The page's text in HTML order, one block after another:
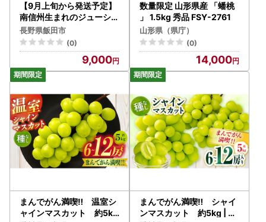
【9月上旬から発送予定】
南信州生まれのジューシー
で甘い梨「南水梨」 約2k
g 5～6玉 糖度14.0以上
長野県飯田市
(0)
9,000
数量限定 山形県産 「蟠桃
」 1.5kg 秀品 FSY-2761
山形県（県庁）
(0)
14,000
まんでがん満喫‼ 温室シ
ャインマスカット 約5kg
まんでがん満喫‼ シャイ
ンマスカット 約5kg | シ